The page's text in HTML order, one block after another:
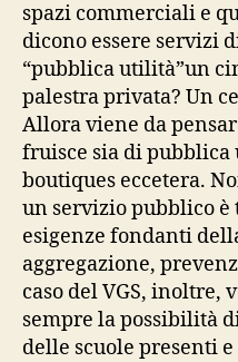
spazi commerciali e
dicono essere servizi
“pubblica utilità”un
palestra privata? Un
Allora viene da
fruisce sia di
boutiques eccetera.
un servizio pubblico è
esigenze fondanti
aggregazione,
caso del VGS, inoltre,
sempre la possibilità
delle scuole presenti